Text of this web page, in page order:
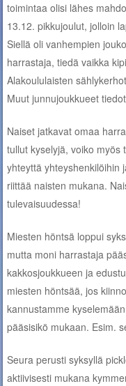
toimintaa olisi lähes
13.12. pikkujoulut, jolloin
Siellä oli vanhempien
harrastaja, tiedä vaikka
Alakoululaisten
Muut junnujoukkueet
Naiset jatkavat omaa
tullut kyselyjä, voiko myös
yhteyttä yhteyshenkilöihin
riittää naisten mukana.
tulevaisuudessa!
Miesten höntsä loppui
mutta moni harrastaja
kakkosjoukkueen ja
miesten höntsää, jos
kannustamme
pääsisikö mukaan. Esim.
Seura perusti syksyllä
aktiivisesti mukana